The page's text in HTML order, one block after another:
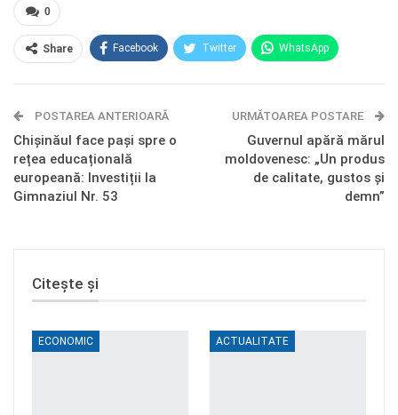
0
Share Facebook Twitter WhatsApp
Telegram OK.ru
POSTAREA ANTERIOARĂ
Chișinăul face pași spre o
rețea educațională
europeană: Investiții la
Gimnaziul Nr. 53
URMĂTOAREA POSTARE
Guvernul apără mărul
moldovenesc: „Un produs
de calitate, gustos și
demn”
Citește și
ECONOMIC ACTUALITATE